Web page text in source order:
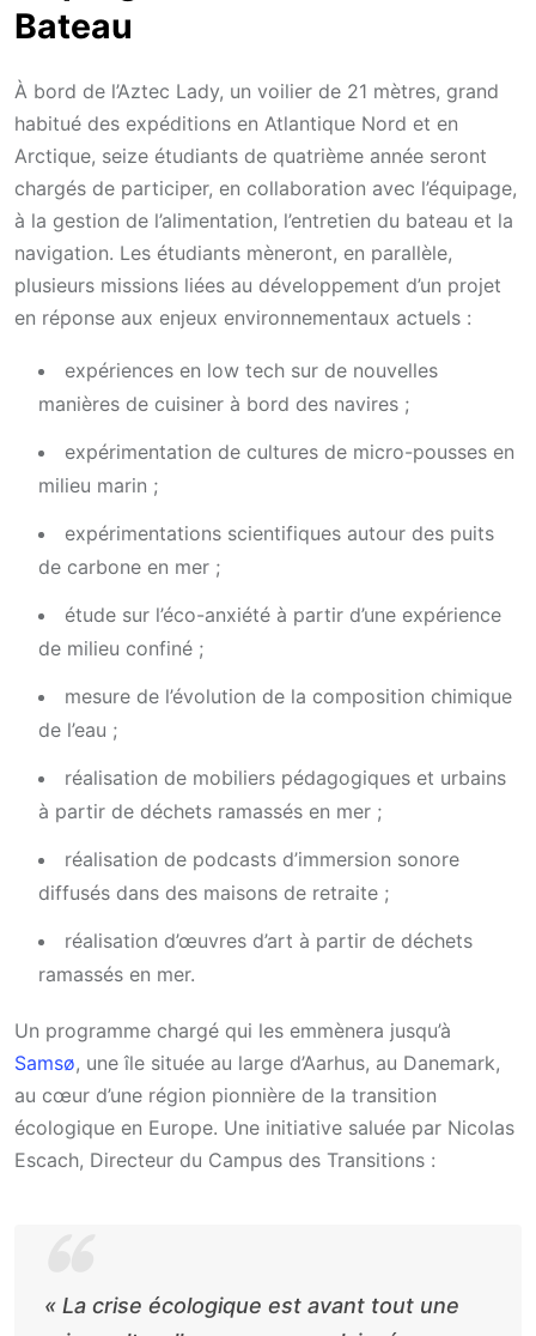
Bateau
À bord de l’Aztec Lady, un voilier de 21 mètres, grand
habitué des expéditions en Atlantique Nord et en
Arctique, seize étudiants de quatrième année seront
chargés de participer, en collaboration avec l’équipage,
à la gestion de l’alimentation, l’entretien du bateau et la
navigation. Les étudiants mèneront, en parallèle,
plusieurs missions liées au développement d’un projet
en réponse aux enjeux environnementaux actuels :
expériences en low tech sur de nouvelles
manières de cuisiner à bord des navires ;
expérimentation de cultures de micro-pousses en
milieu marin ;
expérimentations scientifiques autour des puits
de carbone en mer ;
étude sur l’éco-anxiété à partir d’une expérience
de milieu confiné ;
mesure de l’évolution de la composition chimique
de l’eau ;
réalisation de mobiliers pédagogiques et urbains
à partir de déchets ramassés en mer ;
réalisation de podcasts d’immersion sonore
diffusés dans des maisons de retraite ;
réalisation d’œuvres d’art à partir de déchets
ramassés en mer.
Un programme chargé qui les emmènera jusqu’à
Samsø, une île située au large d’Aarhus, au Danemark,
au cœur d’une région pionnière de la transition
écologique en Europe. Une initiative saluée par Nicolas
Escach, Directeur du Campus des Transitions :
« La crise écologique est avant tout une